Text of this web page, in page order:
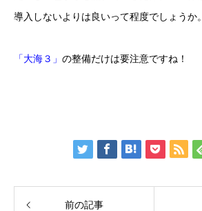
導入しないよりは良いって程度でしょうか。
「大海３」 の整備だけは要注意ですね！
前の記事